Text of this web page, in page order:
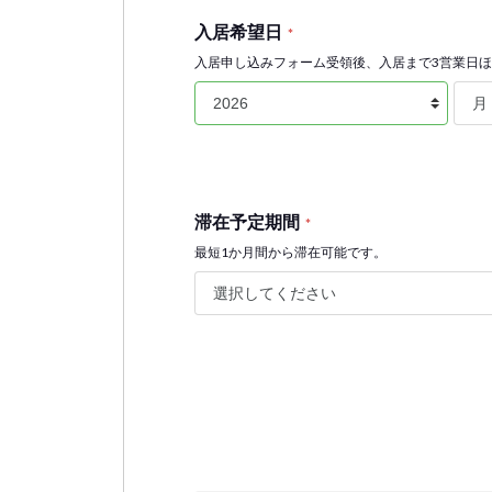
入居希望日 *
入居申し込みフォーム受領後、入居まで3営業日ほ
滞在予定期間 *
最短1か月間から滞在可能です。